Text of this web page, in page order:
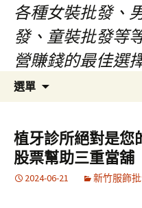
各種女裝批發、
發、童裝批發等
營賺錢的最佳選
選單
容
區
植牙診所絕對是您
股票幫助三重當舖
2024-06-21 新竹服飾